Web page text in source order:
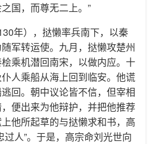
国，而尊无二上。”
年），挞懒率兵南下，以秦
军转运使。九月，挞懒攻楚州
桧乘机潜回南宋，以做内应。十
人乘船从海上回到临安。他谎
回。朝中议论皆不信，但宰相
便出来为他辩护，并把他推荐
他所起草的与挞懒求和书，高
过人”。于是，高宗命刘光世向